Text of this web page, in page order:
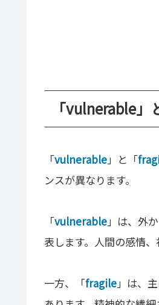
「vulnerable
「vulnerable」と「
ンスが異なります。
「vulnerable」は、外
表します。人間の感情
一方、「fragile」は、